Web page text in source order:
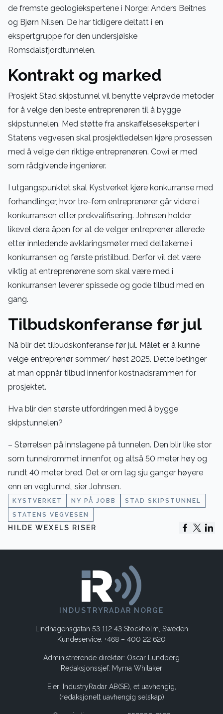
de fremste geologiekspertene i Norge: Anders Beitnes
og Bjørn Nilsen. De har tidligere deltatt i en
ekspertgruppe for den undersjøiske
Romsdalsfjordtunnelen.
Kontrakt og marked
Prosjekt Stad skipstunnel vil benytte velprøvde metoder
for å velge den beste entreprenøren til å bygge
skipstunnelen. Med støtte fra anskaffelseseksperter i
Statens vegvesen skal prosjektledelsen kjøre prosessen
med å velge den riktige entreprenøren. Cowi er med
som rådgivende ingeniører.
I utgangspunktet skal Kystverket kjøre konkurranse med
forhandlinger, hvor tre-fem entreprenører går videre i
konkurransen etter prekvalifisering. Johnsen holder
likevel døra åpen for at de velger entreprenør allerede
etter innledende avklaringsmøter med deltakerne i
konkurransen og første pristilbud. Derfor vil det være
viktig at entreprenørene som skal være med i
konkurransen leverer spissede og gode tilbud med en
gang.
Tilbudskonferanse før jul
Nå blir det tilbudskonferanse før jul. Målet er å kunne
velge entreprenør sommer/ høst 2025. Dette betinger
at man oppnår tilbud innenfor kostnadsrammen for
prosjektet.
Hva blir den største utfordringen med å bygge
skipstunnelen?
– Størrelsen på innslagene på tunnelen. Den blir like stor
som tunnelrommet innenfor, og altså 50 meter høy og
rundt 40 meter bred. Det er om lag sju ganger høyere
enn en vegtunnel, sier Johnsen.
KYSTVERKET NY PÅ JOBB
STAD SKIPSTUNNEL
STATENS VEGVESEN
HILDE WEXELS RISER
INDUSTRYRADAR NORGE
Lindhagensgatan 53 112 43 Stockholm, Sweden
Kundeservice: +468 – 400 22 620
Administrerende direktør: Oscar Lundberg
Redaksjonssjef: Myrna Whitaker
Eier: IndustryRadar AB(SE), et uavhengig,
(redaksjonelt uavhengig selskap)